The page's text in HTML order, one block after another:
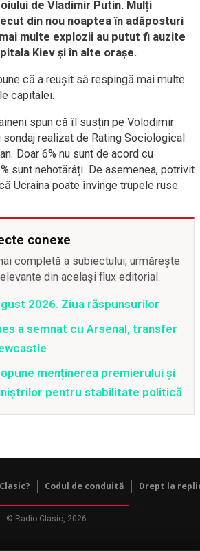
de Vladimir Putin. Mulți
din nou noaptea în adăposturi
multe explozii au putut fi auzite
Kiev și în alte orașe.
că a reușit să respingă mai multe
capitalei.
spun că îl susțin pe Volodimir
realizat de Rating Sociological
Doar 6% nu sunt de acord cu
sunt nehotărâți. De asemenea, potrivit
Ucraina poate învinge trupele ruse.
conexe
completă a subiectului, urmărește
din același flux editorial.
2026. Ziua răspunsurilor
a semnat cu Arsenal, transfer
menținerea premierului și
pentru stabilitate politică
Codul de conduită Drept la
© Radio Clasic, 2026